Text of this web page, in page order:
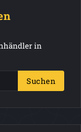
in
Suchen